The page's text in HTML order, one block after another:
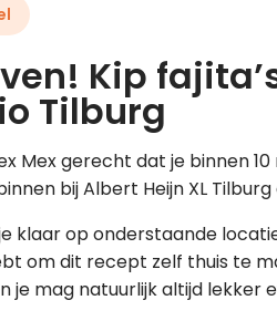
Kip
Tilburg
Mex gerecht dat je binnen
bij Albert Heijn XL
klaar op onderstaande
om dit recept zelf thuis te
je mag natuurlijk altijd lekker